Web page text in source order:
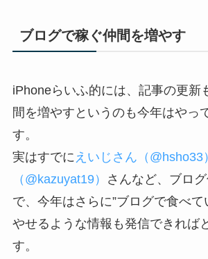
ブログで稼ぐ仲間を増やす
iPhoneらいふ的には、記事の更新
間を増やすというのも今年はやっ
す。
実はすでに えいじさん（@hsho33）
（@kazuyat19）
さんなど、ブロ
で、今年はさらに”ブログで食べて
やせるような情報も発信できれば
す。